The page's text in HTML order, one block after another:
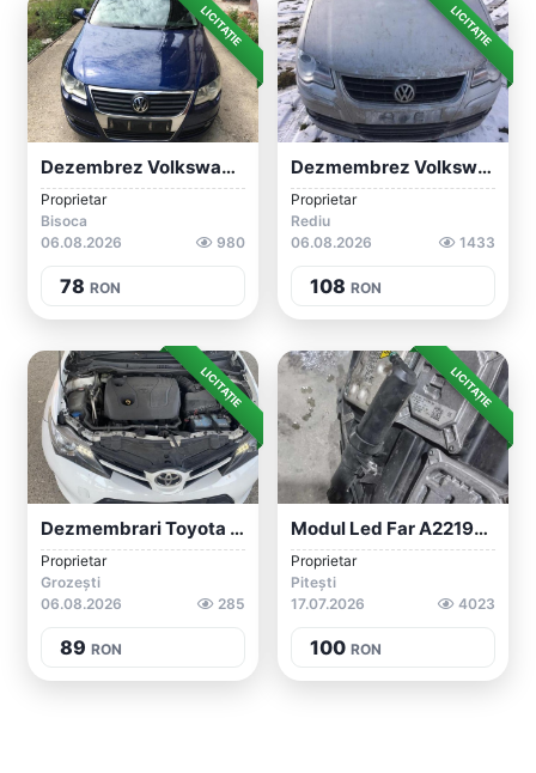
LICITAȚIE
Dezembrez Volkswagen Passat B6 2005-2010...
Proprietar
Bisoca
06.08.2026
980
78 RON
LICITAȚIE
Dezmembrez Volkswagen Touran 2003-2010 D...
Proprietar
Rediu
06.08.2026
1433
108 RON
LICITAȚIE
Dezmembrari Toyota Auris 2015 1.4 D-4d
Proprietar
Grozești
06.08.2026
285
89 RON
LICITAȚIE
Modul Led Far A2219008001 Calculator DRL...
Proprietar
Pitești
17.07.2026
4023
100 RON